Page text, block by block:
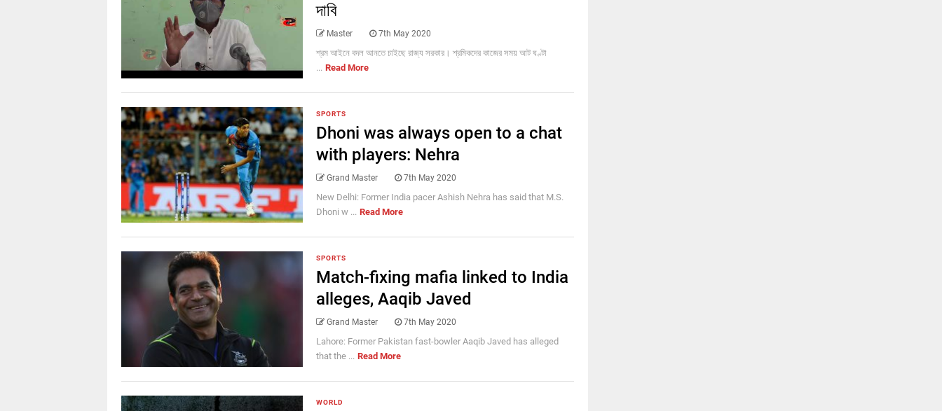
দাবি
Master 7th May 2020
শ্রম আইনে বদল আনতে চাইছে রাজ্য সরকার। শ্রমিকদের কাজের সময় আট ঘণ্টা
... Read More
SPORTS
Dhoni was always open to a chat
with players: Nehra
Grand Master 7th May 2020
New Delhi: Former India pacer Ashish Nehra has said that M.S.
Dhoni w ... Read More
SPORTS
Match-fixing mafia linked to India
alleges, Aaqib Javed
Grand Master 7th May 2020
Lahore: Former Pakistan fast-bowler Aaqib Javed has alleged
that the ... Read More
WORLD